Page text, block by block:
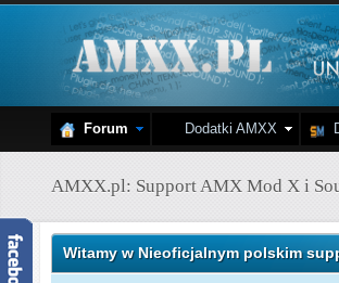
Forum Dodatki AMXX
AMXX.pl: Support AMX Mod X i
Witamy w Nieoficjalnym polskim